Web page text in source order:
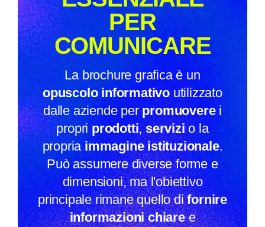
PER
COMUNICARE
La brochure grafica è un
opuscolo informativo utilizzato
dalle aziende per promuoverei
propri prodotti,servizio la
propria immagine istituzionale.
Può assumere diverse forme e
dimensioni, ma l'obiettivo
principale rimane quello difornire
informazioni chiaree